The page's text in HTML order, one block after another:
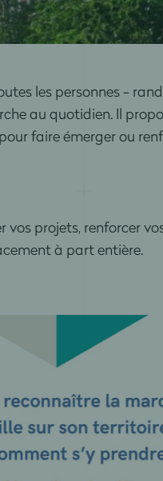
les personnes -
au quotidien. Il
faire émerger ou
vos projets, renforcer
à part entière.